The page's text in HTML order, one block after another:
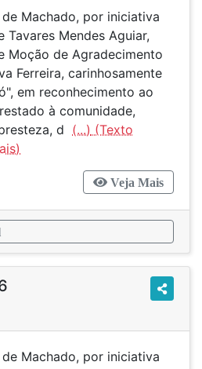
Machado, por iniciativa
Tavares Mendes Aguiar,
Moção de Agradecimento
Ferreira, carinhosamente
em reconhecimento ao
à comunidade,
d (...)
Veja Mais
Machado, por iniciativa